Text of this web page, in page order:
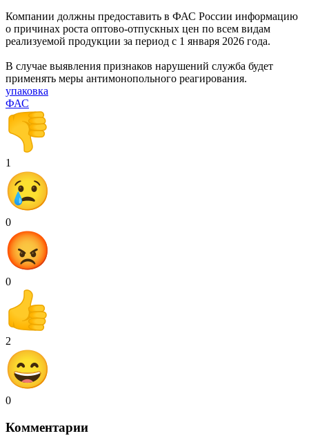
Компании должны предоставить в ФАС России информацию
о причинах роста оптово-отпускных цен по всем видам
реализуемой продукции за период с 1 января 2026 года.
В случае выявления признаков нарушений служба будет
применять меры антимонопольного реагирования.
упаковка
ФАС
1
0
0
2
0
Комментарии